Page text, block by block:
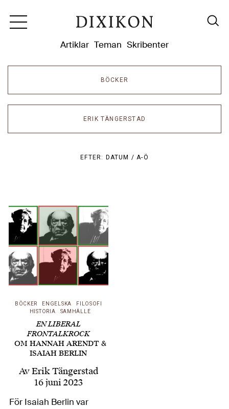
Artiklar Teman Skribenter
BÖCKER
ERIK TÄNGERSTAD
EFTER: DATUM /A-Ö
BÖCKER ENGELSKA
FILOSOFI
HISTORIA
SAMHÄLLE
EN LIBERAL
FRONTALKROCK
OM HANNAH ARENDT &
ISAIAH BERLIN
AvErik Tängerstad
16 juni 2023
För Isaiah Berlin var